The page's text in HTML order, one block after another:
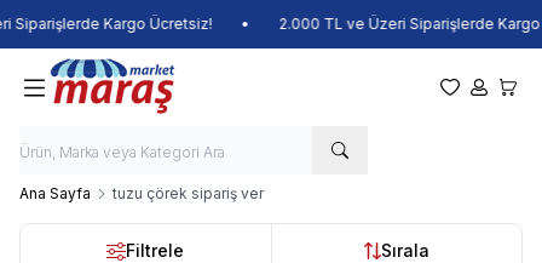
Siparişlerde Kargo Ücretsiz! • 2.000 TL ve Üzeri Siparişlerde Kargo
Favorilerim
Hesabım
Ana Sayfa tuzu çörek sipariş ver
Filtrele Sırala